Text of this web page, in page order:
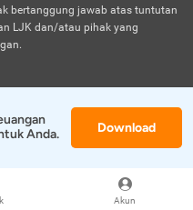
Akun
bertanggung jawab atas tuntutan
LJK dan/atau pihak yang
Anda.
Download